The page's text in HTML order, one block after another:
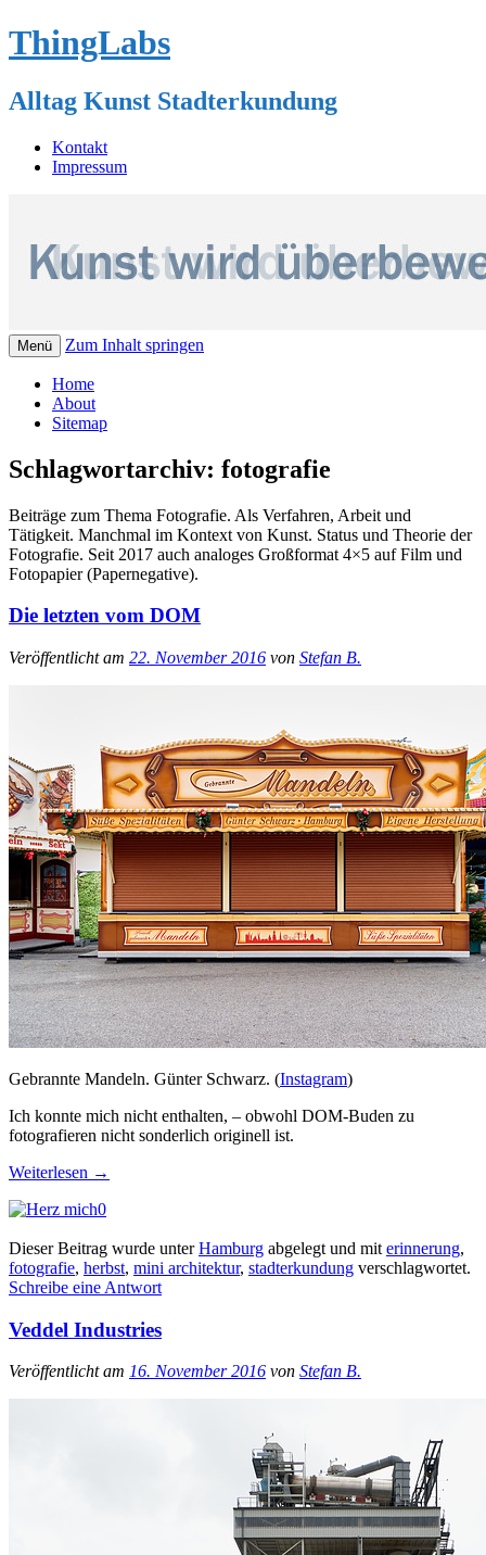
ThingLabs
Alltag Kunst Stadterkundung
Kontakt
Impressum
Menü Zum Inhalt springen
Home
About
Sitemap
Schlagwortarchiv: fotografie
Beiträge zum Thema Fotografie. Als Verfahren, Arbeit und
Tätigkeit. Manchmal im Kontext von Kunst. Status und Theorie der
Fotografie. Seit 2017 auch analoges Großformat 4×5 auf Film und
Fotopapier (Papernegative).
Die letzten vom DOM
Veröffentlicht am 22. November 2016 von Stefan B.
Gebrannte Mandeln. Günter Schwarz. (Instagram)
Ich konnte mich nicht enthalten, – obwohl DOM-Buden zu
fotografieren nicht sonderlich originell ist.
Weiterlesen →
0
Dieser Beitrag wurde unterHamburg abgelegt und mit erinnerung,
fotografie, herbst, mini architektur, stadterkundung verschlagwortet.
Schreibe eine Antwort
Veddel Industries
Veröffentlicht am 16. November 2016 von Stefan B.